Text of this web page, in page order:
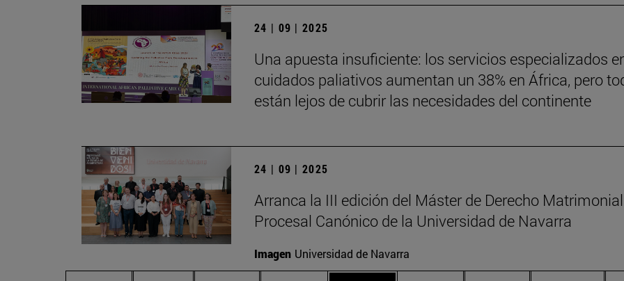
24 | 09 | 2025
Una apuesta insuficiente: los servicios especializados
cuidados paliativos aumentan un 38% en África, pero
están lejos de cubrir las necesidades del continente
24 | 09 | 2025
Arranca la III edición del Máster de Derecho
Procesal Canónico de la Universidad de Navarra
Imagen Universidad de Navarra